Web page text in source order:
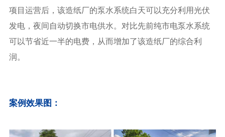
项目运营后，该造纸厂的泵水系统白天可以充分利用光伏
发电，夜间自动切换市电供水。对比先前纯市电泵水系统
可以节省近一半的电费，从而增加了该造纸厂的综合利
润。
案例效果图：